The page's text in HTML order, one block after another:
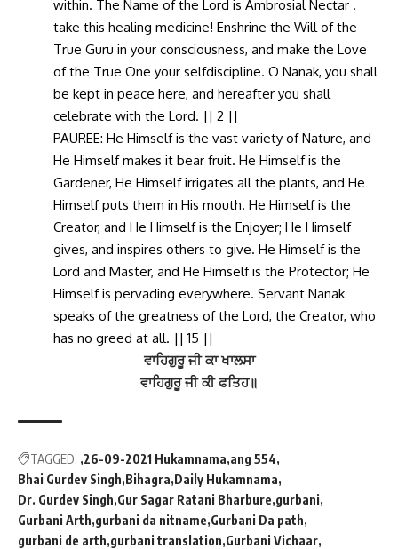
within. The Name of the Lord is Ambrosial Nectar .
take this healing medicine! Enshrine the Will of the
True Guru in your consciousness, and make the Love
of the True One your selfdiscipline. O Nanak, you shall
be kept in peace here, and hereafter you shall
celebrate with the Lord. || 2 ||
PAUREE: He Himself is the vast variety of Nature, and
He Himself makes it bear fruit. He Himself is the
Gardener, He Himself irrigates all the plants, and He
Himself puts them in His mouth. He Himself is the
Creator, and He Himself is the Enjoyer; He Himself
gives, and inspires others to give. He Himself is the
Lord and Master, and He Himself is the Protector; He
Himself is pervading everywhere. Servant Nanak
speaks of the greatness of the Lord, the Creator, who
has no greed at all. || 15 ||
ਵਾਹਿਗੁਰੂ ਜੀ ਕਾ ਖਾਲਸਾ
ਵਾਹਿਗੁਰੂ ਜੀ ਕੀ ਫਤਿਹ॥
TAGGED: 26-09-2021 Hukamnama ang 554
Bhai Gurdev Singh Bihagra Daily Hukamnama
Dr. Gurdev Singh Gur Sagar Ratani Bharbure gurbani
Gurbani Arth gurbani da nitname Gurbani Da path
gurbani de arth gurbani translation Gurbani Vichaar